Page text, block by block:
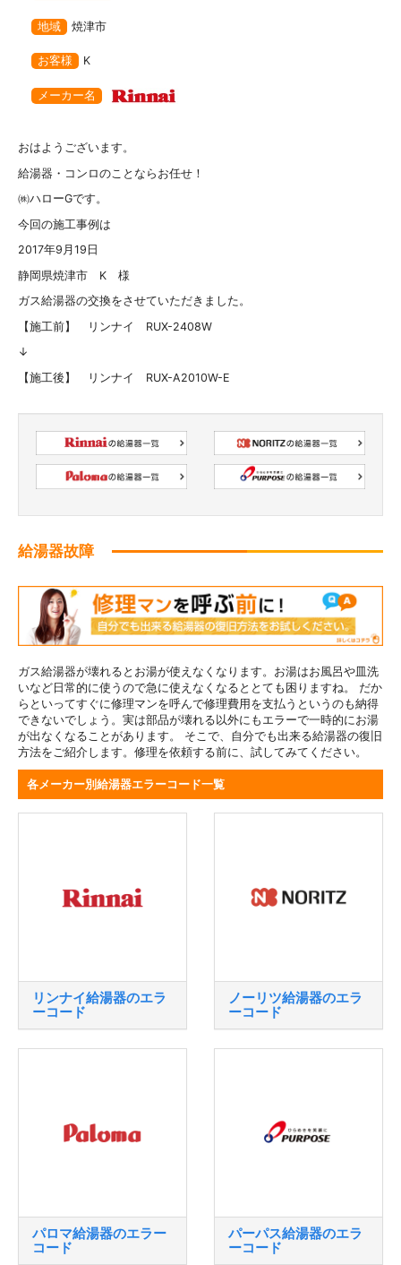
地域 焼津市
お客様 K
メーカー名
おはようございます。
給湯器・コンロのことならお任せ！
㈱ハローGです。
今回の施工事例は
2017年9月19日
静岡県焼津市 K 様
ガス給湯器の交換をさせていただきました。
【施工前】 リンナイ RUX-2408W
↓
【施工後】 リンナイ RUX-A2010W-E
給湯器故障
ガス給湯器が壊れるとお湯が使えなくなります。お湯はお風呂や皿洗
いなど日常的に使うので急に使えなくなるととても困りますね。 だか
らといってすぐに修理マンを呼んで修理費用を支払うというのも納得
できないでしょう。実は部品が壊れる以外にもエラーで一時的にお湯
が出なくなることがあります。 そこで、自分でも出来る給湯器の復旧
方法をご紹介します。修理を依頼する前に、試してみてください。
各メーカー別給湯器エラーコード一覧
リンナイ給湯器のエラ
ーコード
ノーリツ給湯器のエラ
ーコード
パロマ給湯器のエラー
コード
パーパス給湯器のエラ
ーコード